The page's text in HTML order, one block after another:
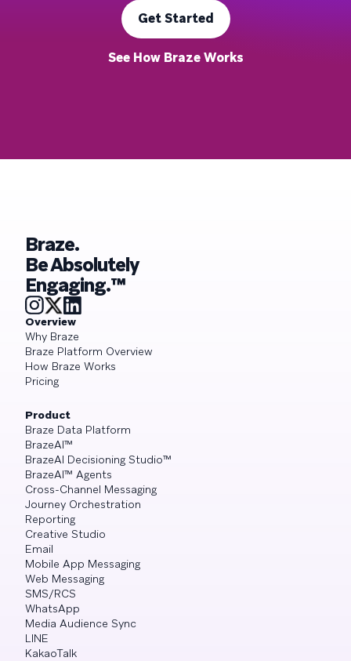
Get Started
See How Braze Works
Braze.
Be Absolutely
Engaging.™
Overview
Why Braze
Braze Platform Overview
How Braze Works
Pricing
Product
Braze Data Platform
BrazeAI™
BrazeAI Decisioning Studio™
BrazeAI™ Agents
Cross-Channel Messaging
Journey Orchestration
Reporting
Creative Studio
Email
Mobile App Messaging
Web Messaging
SMS/RCS
WhatsApp
Media Audience Sync
LINE
KakaoTalk